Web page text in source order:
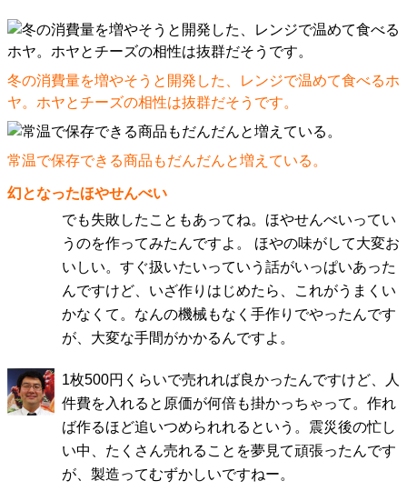
冬の消費量を増やそうと開発した、レンジで温めて食べるホ
ヤ。ホヤとチーズの相性は抜群だそうです。
常温で保存できる商品もだんだんと増えている。
幻となったほやせんべい
でも失敗したこともあってね。ほやせんべいってい
うのを作ってみたんですよ。 ほやの味がして大変お
いしい。すぐ扱いたいっていう話がいっぱいあった
んですけど、いざ作りはじめたら、これがうまくい
かなくて。なんの機械もなく手作りでやったんです
が、大変な手間がかかるんですよ。
1枚500円くらいで売れれば良かったんですけど、人
件費を入れると原価が何倍も掛かっちゃって。作れ
ば作るほど追いつめられれるという。震災後の忙し
い中、たくさん売れることを夢見て頑張ったんです
が、製造ってむずかしいですねー。